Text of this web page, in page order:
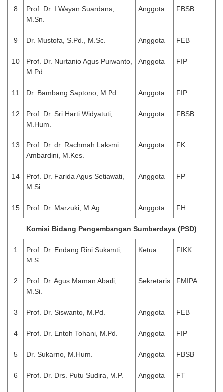
8
Prof. Dr. I Wayan Suardana,
M.Sn.
Anggota FBSB
9 Dr. Mustofa, S.Pd., M.Sc. Anggota FEB
10
Prof. Dr. Nurtanio Agus Purwanto,
M.Pd.
Anggota FIP
11 Dr. Bambang Saptono, M.Pd. Anggota FIP
12
Prof. Dr. Sri Harti Widyatuti,
M.Hum.
Anggota FBSB
13
Prof. Dr. dr. Rachmah Laksmi
Ambardini, M.Kes.
Anggota FK
14
Prof. Dr. Farida Agus Setiawati,
M.Si.
Anggota FP
15 Prof. Dr. Marzuki, M.Ag. Anggota FH
Komisi Bidang Pengembangan Sumberdaya (PSD)
1
Prof. Dr. Endang Rini Sukamti,
M.S.
Ketua FIKK
2
Prof. Dr. Agus Maman Abadi,
M.Si.
Sekretaris FMIPA
3 Prof. Dr. Siswanto, M.Pd. Anggota FEB
4 Prof. Dr. Entoh Tohani, M.Pd. Anggota FIP
5 Dr. Sukarno, M.Hum. Anggota FBSB
6 Prof. Dr. Drs. Putu Sudira, M.P. Anggota FT